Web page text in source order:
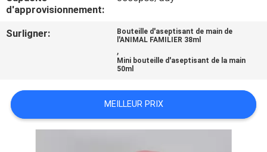
NOUVELLES
PLAN
DU
d'approvisionnement:
Surligner:
Bouteille d'aseptisant de main de
l'ANIMAL FAMILIER 38ml
,
Mini bouteille d'aseptisant de la main
50ml
MEILLEUR PRIX